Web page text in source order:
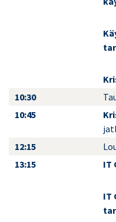
10:30
10:45
12:15
13:15
IT
IT